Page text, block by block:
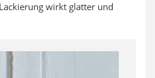
wirkt glatter und